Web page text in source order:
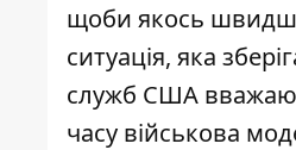
щоби якось
ситуація, яка
служб США
часу військова